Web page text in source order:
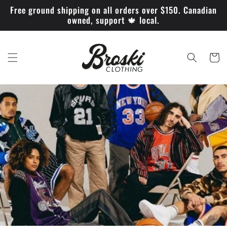
passer
contenu
Free ground shipping on all orders over $150. Canadian
owned, support 🍁 local.
Panier